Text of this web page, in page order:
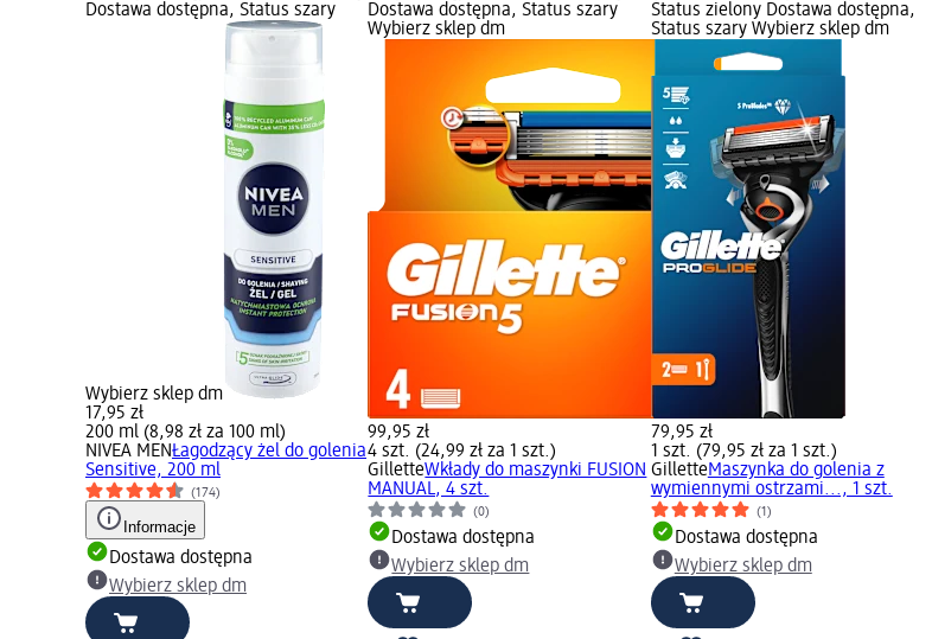
Dostawa dostępna, Status szary
Wybierz sklep dm
17,95 zł
200 ml (8,98 zł za 100 ml)
NIVEA MENŁagodzący żel do golenia
Sensitive, 200 ml
(174)
Informacje
Dostawa dostępna
Wybierz sklep dm
Dostawa dostępna, Status szary
Wybierz sklep dm
99,95 zł
4 szt. (24,99 zł za 1 szt.)
GilletteWkłady do maszynki FUSION
MANUAL, 4 szt.
(0)
Dostawa dostępna
Wybierz sklep dm
Status zielony Dostawa dostępna,
Status szary Wybierz sklep dm
79,95 zł
1 szt. (79,95 zł za 1 szt.)
GilletteMaszynka do golenia z
wymiennymi ostrzami..., 1 szt.
(1)
Dostawa dostępna
Wybierz sklep dm